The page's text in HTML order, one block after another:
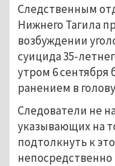
Следственным
Нижнего Тагила
возбуждении
суицида 35-
утром 6 сентября
ранением в
Следователи не
указывающих на
подтолкнуть к
непосредственно